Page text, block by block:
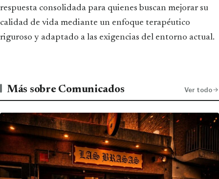
respuesta consolidada para quienes buscan mejorar su
calidad de vida mediante un enfoque terapéutico
riguroso y adaptado a las exigencias del entorno actual.
Más sobre Comunicados Ver todo